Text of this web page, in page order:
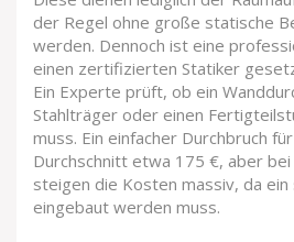
der Regel ohne große statische
werden. Dennoch ist eine
einen zertifizierten Statiker
Ein Experte prüft, ob ein
Stahlträger oder einen
muss. Ein einfacher Durchbruch
Durchschnitt etwa 175 €, aber
steigen die Kosten massiv, da
eingebaut werden muss.